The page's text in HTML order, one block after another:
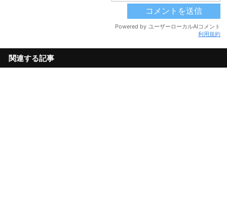
利用規約
関連する記事